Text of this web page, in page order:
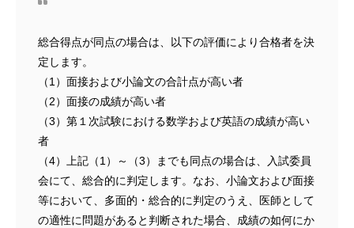
総合得点が同点の場合は、以下の評価により合格者を決
定します。
（1）面接および小論文の合計点が高い者
（2）面接の成績が高い者
（3）第１次試験における数学および英語の成績が高い
者
（4）上記（1）～（3）までも同点の場合は、入試委員
会にて、総合的に判定します。なお、小論文および面接
等において、多面的・総合的に判定のうえ、医師として
の適性に問題があると判断された場合、成績の如何にか